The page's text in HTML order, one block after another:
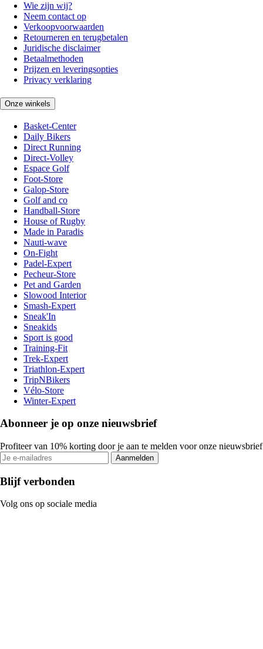
Wie zijn wij?
Neem contact op
Verkoopvoorwaarden
Retourneren en terugbetalen
Juridische disclaimer
Betaalmethoden
Prijzen en leveringsopties
Privacy verklaring
Onze winkels
Basket-Center
Daily Bikers
Direct Running
Direct-Volley
Espace Golf
Foot-Store
Galop-Store
Golf and co
Handball-Store
House of Rugby
Made in Paradis
Nauti-wave
On-Fight
Padel-Expert
Pecheur-Store
Pet and Garden
Slowood Interior
Smash-Expert
Sneak'In
Sneakids
Sport is good
Training-Fit
Trek-Expert
Triathlon-Expert
TripNBikers
Vélo-Store
Winter-Expert
Abonneer je op onze nieuwsbrief
Profiteer van 10% korting door je aan te melden voor onze nieuwsbrief
Aanmelden
Blijf verbonden
Volg ons op sociale media